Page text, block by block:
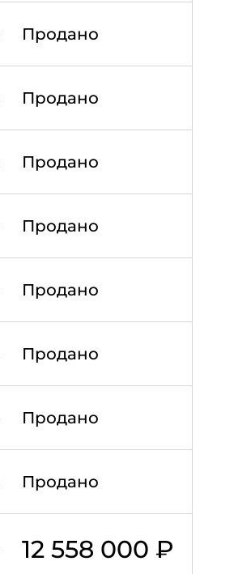
Продано
Продано
Продано
Продано
Продано
Продано
Продано
Продано
12 558 000 ₽